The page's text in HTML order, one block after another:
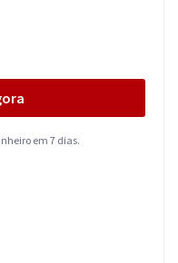
em 7 dias.